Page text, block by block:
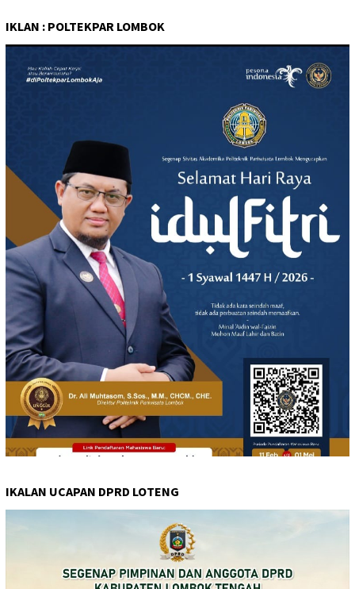
IKLAN : POLTEKPAR LOMBOK
IKALAN UCAPAN DPRD LOTENG